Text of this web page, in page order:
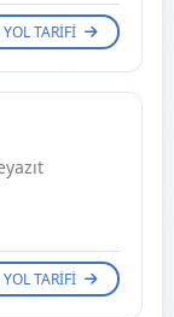
TARIFI
TARIFI